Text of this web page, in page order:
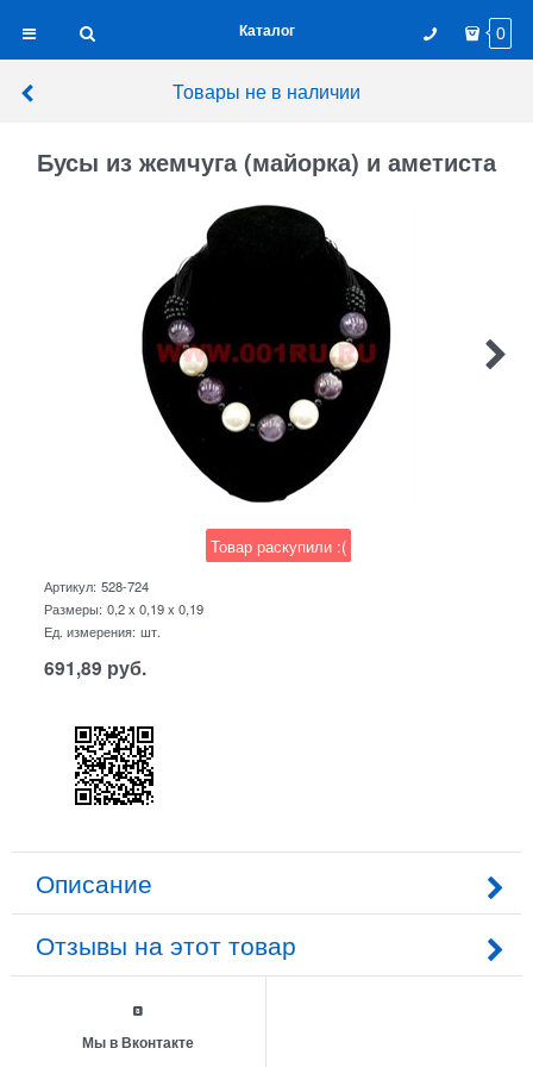
Каталог 0
Товары не в наличии
Бусы из жемчуга (майорка) и аметиста
Товар раскупили :(
Артикул: 528-724
Размеры: 0,2 x 0,19 x 0,19
Ед. измерения: шт.
691,89 руб.
Описание
Отзывы на этот товар
Мы в Вконтакте